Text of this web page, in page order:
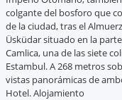
colgante del bosforo que
de la ciudad, tras el
Üsküdar situado en la
Camlica, una de las siete
Estambul. A 268 metros
vistas panorámicas de
Hotel. Alojamiento